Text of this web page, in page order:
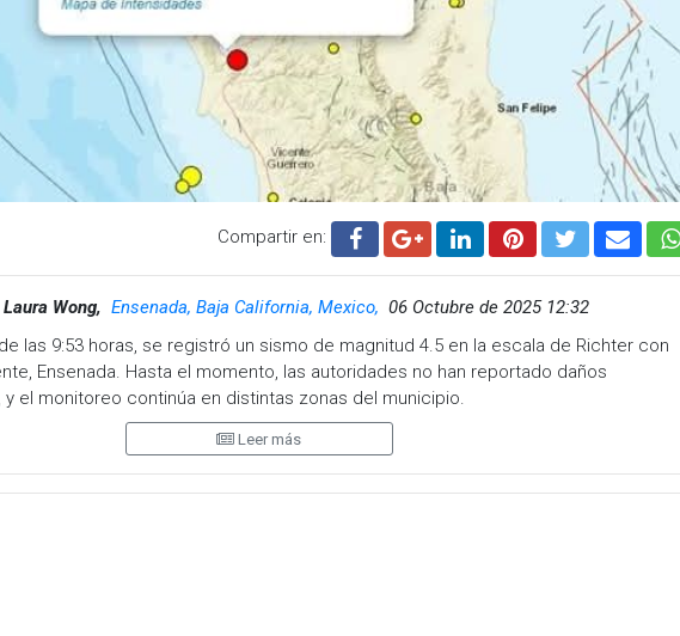
Compartir en:
Wong, Ensenada, Baja California, Mexico, 06 Octubre de 2025 12:32
las 9:53 horas, se registró un sismo de magnitud 4.5 en la escala de Richter con
Ensenada. Hasta el momento, las autoridades no han reportado daños
y el monitoreo continúa en distintas zonas del municipio.
director de Protección Civil municipal, explicó que el personal de la
la situación y manteniendo a la población informada.
Leer más